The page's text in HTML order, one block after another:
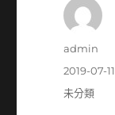
作
admin
發
佈
2019-07-11
分
未分類